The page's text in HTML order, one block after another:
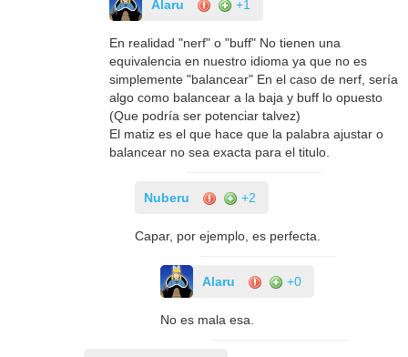
Alaru +1
En realidad "nerf" o "buff" No tienen una
equivalencia en nuestro idioma ya que no es
simplemente "balancear" En el caso de nerf, sería
algo como balancear a la baja y buff lo opuesto
(Que podría ser potenciar talvez)
El matiz es el que hace que la palabra ajustar o
balancear no sea exacta para el titulo.
Nuberu +2
Capar, por ejemplo, es perfecta.
Alaru +0
No es mala esa.